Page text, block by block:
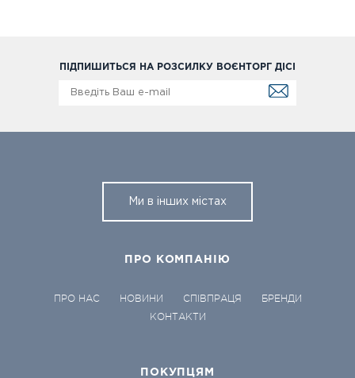
ПІДПИШИТЬСЯ НА РОЗСИЛКУ ВОЄНТОРГ ДІСІ
Ми в інших містах
ПРО КОМПАНІЮ
ПРО НАС НОВИНИ СПІВПРАЦЯ
БРЕНДИ
КОНТАКТИ
ПОКУПЦЯМ